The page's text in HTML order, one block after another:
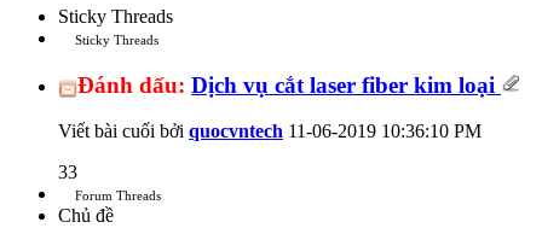
Sticky Threads
Sticky Threads
Đánh dấu: Dịch vụ cắt laser fiber kim loại
Viết bài cuối bởi quocvntech 11-06-2019 10:36:10 PM
33
Forum Threads
Chủ đề